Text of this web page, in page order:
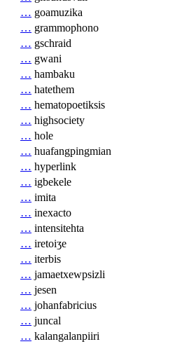
… goamuzika
… grammophono
… gschraid
… gwani
… hambaku
… hatethem
… hematopoetiksis
… highsociety
… hole
… huafangpingmian
… hyperlink
… igbekele
… imita
… inexacto
… intensitehta
… iretoiʒe
… iterbis
… jamaetxewpsizli
… jesen
… johanfabricius
… juncal
… kalangalanpiiri